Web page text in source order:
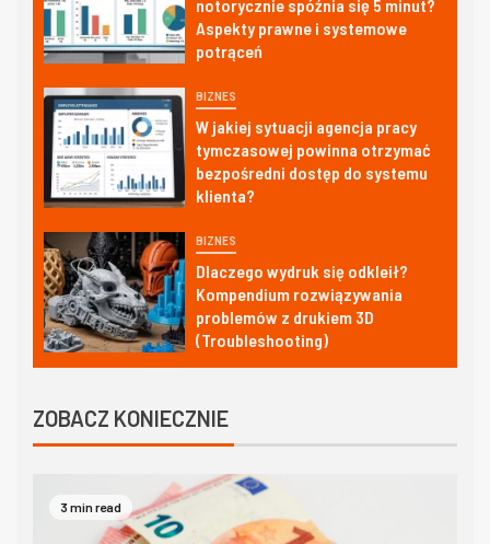
notorycznie spóźnia się 5 minut?
Aspekty prawne i systemowe
potrąceń
BIZNES
W jakiej sytuacji agencja pracy
tymczasowej powinna otrzymać
bezpośredni dostęp do systemu
klienta?
BIZNES
Dlaczego wydruk się odkleił?
Kompendium rozwiązywania
problemów z drukiem 3D
(Troubleshooting)
ZOBACZ KONIECZNIE
4 min read